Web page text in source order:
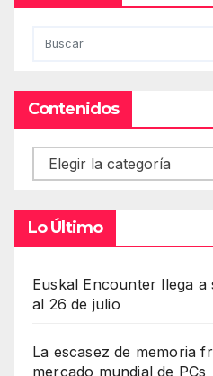
Contenidos
Contenidos
Lo Último
Euskal Encounter llega a
al 26 de julio
La escasez de memoria
mercado mundial de PCs